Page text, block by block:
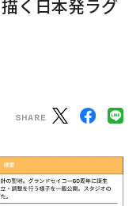
く日本発ラグ